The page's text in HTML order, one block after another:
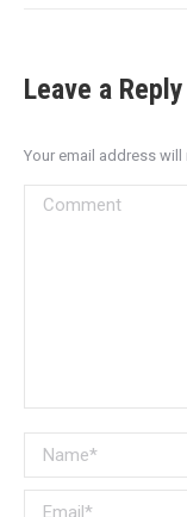
Leave a Reply
Your email address
Comment
Name *
Email *